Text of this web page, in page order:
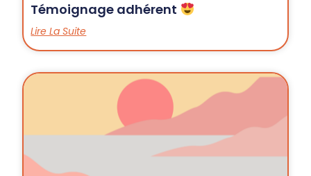
Témoignage adhérent
Lire La Suite